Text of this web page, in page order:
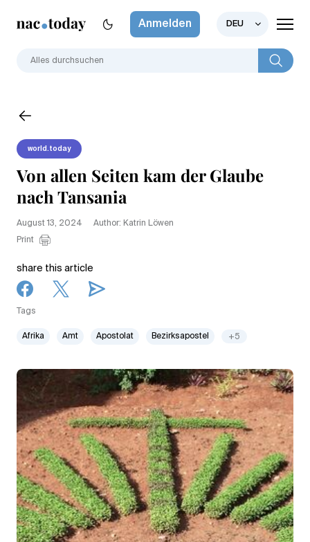
Anmelden DEU
world.today
Von allen Seiten kam der Glaube
nach Tansania
August 13, 2024
Author: Katrin Löwen
Print
share this article
Tags
Afrika Amt Apostolat Bezirksapostel +5